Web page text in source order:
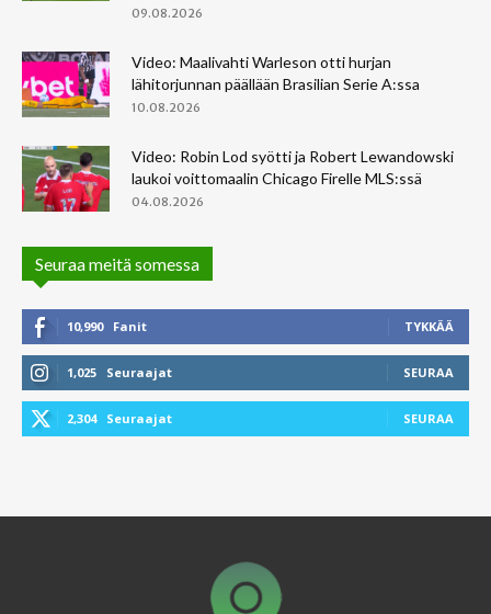
09.08.2026
Video: Maalivahti Warleson otti hurjan
lähitorjunnan päällään Brasilian Serie A:ssa
10.08.2026
Video: Robin Lod syötti ja Robert Lewandowski
laukoi voittomaalin Chicago Firelle MLS:ssä
04.08.2026
Seuraa meitä somessa
10,990 Fanit TYKKÄÄ
1,025 Seuraajat SEURAA
2,304 Seuraajat SEURAA